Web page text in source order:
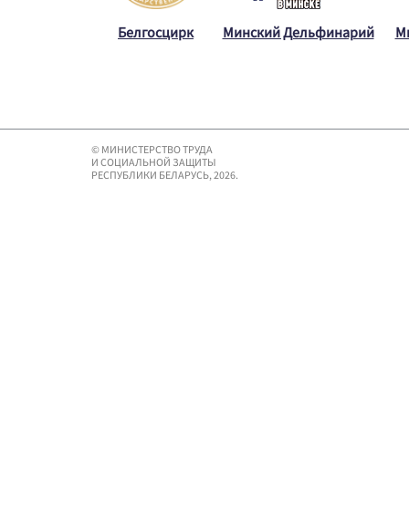
Белгосцирк Минский Дельфинарий
© МИНИСТЕРСТВО ТРУДА
И СОЦИАЛЬНОЙ ЗАЩИТЫ
РЕСПУБЛИКИ БЕЛАРУСЬ, 2026.